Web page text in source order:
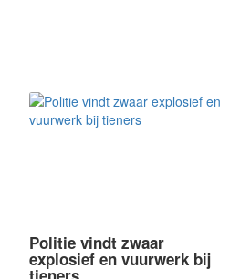
Politie vindt zwaar
explosief en vuurwerk bij